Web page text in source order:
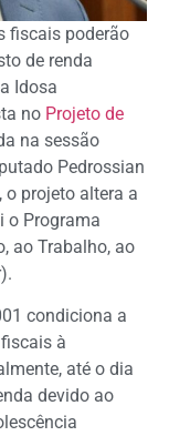
fiscais poderão
de renda
Idosa
no Projeto de
na sessão
Pedrossian
o projeto altera a
o Programa
ao Trabalho, ao
condiciona a
à
até o dia
devido ao